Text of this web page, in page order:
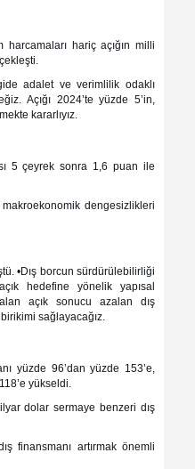
harcamaları hariç açığın milli
adalet ve verimlilik odaklı
Açığı 2024’te yüzde 5’in,
kararlıyız.
5 çeyrek sonra 1,6 puan ile
dengesizlikleri
•Dış borcun sürdürülebilirliği
hedefine yönelik yapısal
açık sonucu azalan dış
sağlayacağız.
yüzde 96’dan yüzde 153’e,
yükseldi.
dolar sermaye benzeri dış
finansmanı artırmak önemli